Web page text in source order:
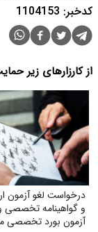
کدخبر: 1104153
از کارزارهای زیر
درخواست لغو آزمون
و گواهینامه تخصصی
آزمون بورد تخصصی